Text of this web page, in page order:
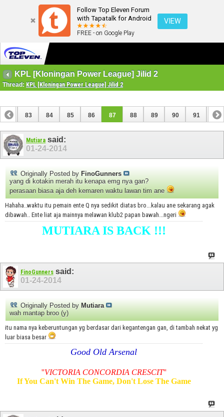
Follow Top Eleven Forum
with Tapatalk for Android
FREE - on Google Play
VIEW
KPL [Kloningan Power League] Jilid 2
Thread: KPL [Kloningan Power League] Jilid 2
82 83 84 85 86 87 88 89 90 91 92
102
Mutiara said:
01-24-2014
Originally Posted by FinoGunners
yang di kotakin merah itu kenapa emg nya gan?
perasaan biasa aja deh kemaren waktu lawan tim ane
Hahaha..waktu itu pemain ente Q nya sedikit diatas bro...kalau ane sekarang agak
dibawah.. Ente liat aja mainnya melawan klub2 papan bawah...ngeri
MUTIARA IS BACK !!!
FinoGunnerssaid:
01-24-2014
Originally Posted by Mutiara
wah mantap broo (y)
itu nama nya keberuntungan yg berdasar dari kegantengan gan, di tambah nekat yg
luar biasa besar
Good Old Arsenal
''VICTORIA CONCORDIA CRESCIT''
If You Can't Win The Game, Don't Lose The Game